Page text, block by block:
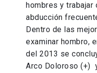
hombres y trabajar
abducción
Dentro de las
examinar hombro,
del 2013 se
Arco Doloroso (+)